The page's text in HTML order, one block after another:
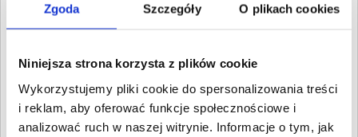
Zgoda Szczegóły O plikach cookies
Niniejsza strona korzysta z plików cookie
Wykorzystujemy pliki cookie do spersonalizowania treści
i reklam, aby oferować funkcje społecznościowe i
analizować ruch w naszej witrynie. Informacje o tym, jak
Znalezione:
Dłużnicy Wartość długu
Krystyna Małgorzata
Słabkowska
Lipno, Kujawsko-pomorskie
355,39 PLN
13 sierpnia